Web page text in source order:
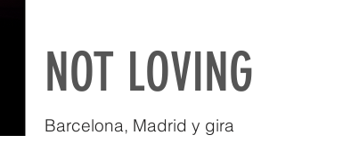
NOT LOVING
Barcelona, Madrid y gira